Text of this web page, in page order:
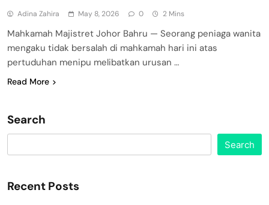
Adina Zahira May 8, 2026 0 2 Mins
Mahkamah Majistret Johor Bahru — Seorang peniaga wanita
mengaku tidak bersalah di mahkamah hari ini atas
pertuduhan menipu melibatkan urusan …
Read More
Search
Search
Recent Posts